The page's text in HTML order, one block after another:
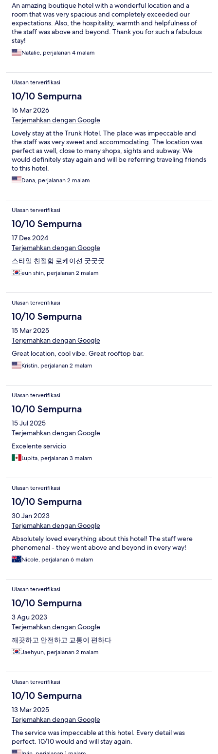
An amazing boutique hotel with a wonderful location and a
room that was very spacious and completely exceeded our
expectations. Also, the hospitality, warmth and helpfulness of
the staff was above and beyond. Thank you for such a fabulous
stay!
Natalie, perjalanan 4 malam
Ulasan terverifikasi
10/10 Sempurna
16 Mar 2026
Terjemahkan dengan Google
Lovely stay at the Trunk Hotel. The place was impeccable and
the staff was very sweet and accommodating. The location was
perfect as well, close to many shops, sights and subway. We
would definitely stay again and will be referring traveling friends
to this hotel.
Dana, perjalanan 2 malam
Ulasan terverifikasi
10/10 Sempurna
17 Des 2024
Terjemahkan dengan Google
스타일 친절함 로케이션 굿굿굿
eun shin, perjalanan 2 malam
Ulasan terverifikasi
10/10 Sempurna
15 Mar 2025
Terjemahkan dengan Google
Great location, cool vibe. Great rooftop bar.
Kristin, perjalanan 2 malam
Ulasan terverifikasi
10/10 Sempurna
15 Jul 2025
Terjemahkan dengan Google
Excelente servicio
Lupita, perjalanan 3 malam
Ulasan terverifikasi
10/10 Sempurna
30 Jan 2023
Terjemahkan dengan Google
Absolutely loved everything about this hotel! The staff were
phenomenal - they went above and beyond in every way!
Nicole, perjalanan 6 malam
Ulasan terverifikasi
10/10 Sempurna
3 Agu 2023
Terjemahkan dengan Google
깨끗하고 안전하고 교통이 편하다
Jaehyun, perjalanan 2 malam
Ulasan terverifikasi
10/10 Sempurna
13 Mar 2025
Terjemahkan dengan Google
The service was impeccable at this hotel. Every detail was
perfect. 10/10 would and will stay again.